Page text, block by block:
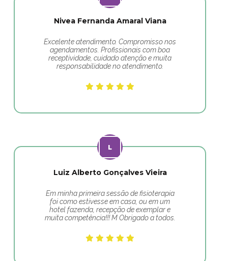
Nivea Fernanda Amaral Viana
Excelente atendimento. Compromisso nos
agendamentos. Profissionais com boa
receptividade, cuidado atenção e muita
responsabilidade no atendimento.
Luiz Alberto Gonçalves Vieira
Em minha primeira sessão de fisioterapia
foi como estivesse em casa, ou em um
hotel fazenda, recepção de exemplar e
muita competência!!! M Obrigado a todos.